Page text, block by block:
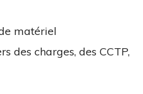
matériel
des charges, des CCTP,